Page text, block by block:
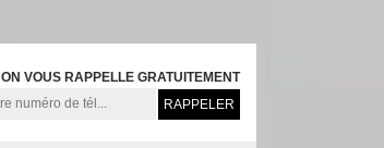
ON VOUS RAPPELLE GRATUITEMENT